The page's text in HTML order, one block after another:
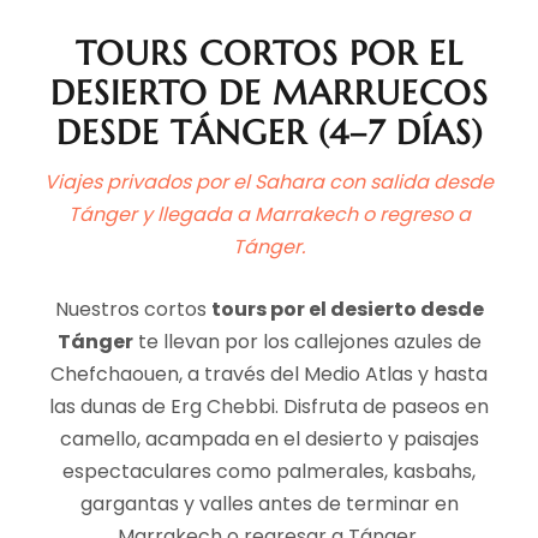
TOURS CORTOS POR EL
DESIERTO DE MARRUECOS
DESDE TÁNGER (4–7 DÍAS)
Viajes privados por el Sahara con salida desde
Tánger y llegada a Marrakech o regreso a
Tánger.
Nuestros cortos tours por el desierto desde
Tángerte llevan por los callejones azules de
Chefchaouen, a través del Medio Atlas y hasta
las dunas de Erg Chebbi. Disfruta de paseos en
camello, acampada en el desierto y paisajes
espectaculares como palmerales, kasbahs,
gargantas y valles antes de terminar en